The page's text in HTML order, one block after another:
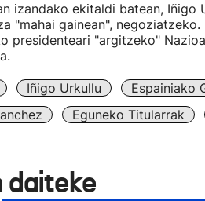
izandako ekitaldi batean,
"mahai gainean",
presidenteari "argitzeko"
Iñigo Urkullu Espainiako
Eguneko Titularrak
daiteke